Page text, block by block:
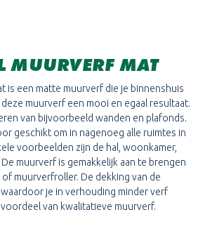
MUURVERF MAT
is een matte muurverf die je binnenshuis
muurverf een mooi en egaal resultaat.
van bijvoorbeeld wanden en plafonds.
geschikt om in nagenoeg alle ruimtes in
voorbeelden zijn de hal, woonkamer,
muurverf is gemakkelijk aan te brengen
muurverfroller. De dekking van de
je in verhouding minder verf
van kwalitatieve muurverf.